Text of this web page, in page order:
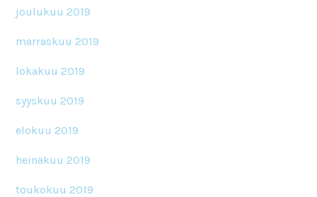
joulukuu 2019
marraskuu 2019
lokakuu 2019
syyskuu 2019
elokuu 2019
heinäkuu 2019
toukokuu 2019